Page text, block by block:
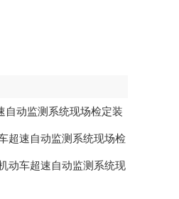
自动监测系统现场检定装
超速自动监测系统现场检
动车超速自动监测系统现